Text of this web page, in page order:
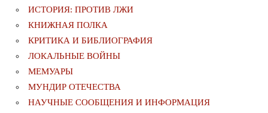
ИСТОРИЯ: ПРОТИВ ЛЖИ
КНИЖНАЯ ПОЛКА
КРИТИКА И БИБЛИОГРАФИЯ
ЛОКАЛЬНЫЕ ВОЙНЫ
МЕМУАРЫ
МУНДИР ОТЕЧЕСТВА
НАУЧНЫЕ СООБЩЕНИЯ И ИНФОРМАЦИЯ